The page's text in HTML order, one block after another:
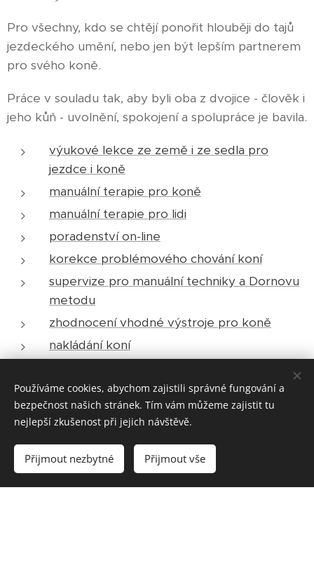
Pro všechny, kdo se chtějí ponořit hlouběji do tajů
jezdeckého umění, nebo jen být lepším partnerem
pro svého koně.
Práce v souladu tak, aby byli oba z dvojice - člověk i
jeho kůň - uvolnění, spokojení a spolupráce je bavila.
výukové lekce ze země i ze sedla pro
jezdce i koně
manuální terapie pro koně
manuální terapie pro lidi
poradenství on-line
korekce problémového chování koní
supervize pro manuální techniky a Dornovu
metodu
zhodnocení vhodné výstroje pro koně
nakládání koní
Používáme cookies, abychom zajistili správné fungování a
bezpečnost našich stránek. Tím vám můžeme zajistit tu
nejlepší zkušenost při jejich návštěvě.
Přijmout nezbytné Přijmout vše